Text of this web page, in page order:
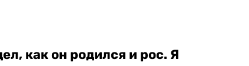
как он родился и рос. Я